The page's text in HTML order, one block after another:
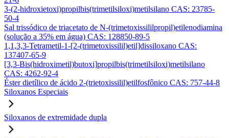
3-(2-hidroxietoxi)propilbis(trimetilsiloxi)metilsilano CAS: 23785-
50-4
Sal trissódico de triacetato de N-(trimetoxissililpropil)etilenodiamina
(solução a 35% em água) CAS: 128850-89-5
1,1,3,3-Tetrametil-1-[2-(trimetoxissilil)etil]dissiloxano CAS:
137407-65-9
[3,3-Bis(hidroximetil)butoxi]propilbis(trimetilsiloxi)metilsilano
CAS: 4262-92-4
Éster dietílico de ácido 2-(trietoxissilil)etilfosfônico CAS: 757-44-8
Siloxanos Especiais
Siloxanos de extremidade dupla